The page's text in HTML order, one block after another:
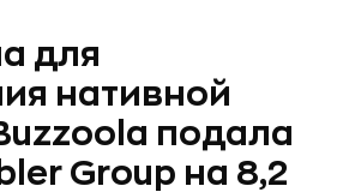
для
нативной
подала
Group на 8,2